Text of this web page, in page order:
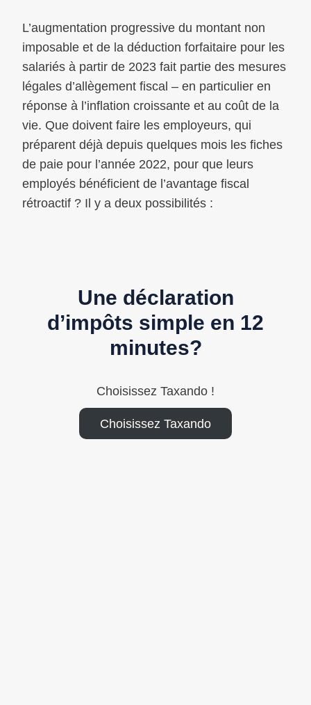
L’augmentation progressive du montant non
imposable et de la déduction forfaitaire pour les
salariés à partir de 2023 fait partie des mesures
légales d’allègement fiscal – en particulier en
réponse à l’inflation croissante et au coût de la
vie. Que doivent faire les employeurs, qui
préparent déjà depuis quelques mois les fiches
de paie pour l’année 2022, pour que leurs
employés bénéficient de l’avantage fiscal
rétroactif ? Il y a deux possibilités :
Une déclaration
d’impôts simple en 12
minutes?
Choisissez Taxando !
Choisissez Taxando